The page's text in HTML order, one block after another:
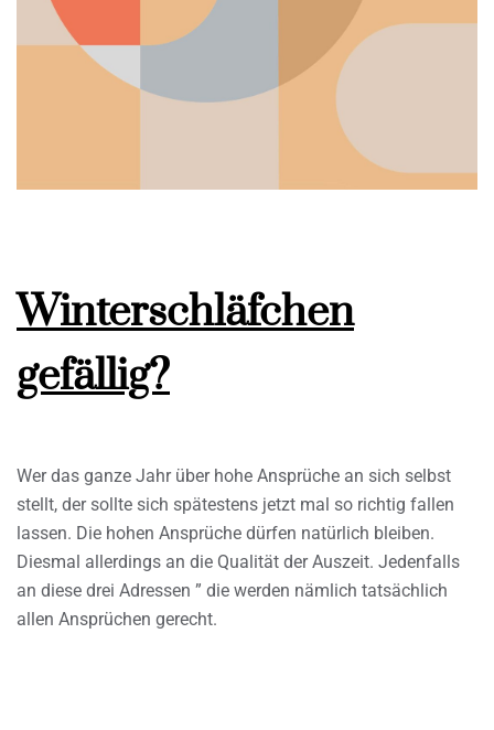
Winterschläfchen
gefällig?
Wer das ganze Jahr über hohe Ansprüche an sich selbst
stellt, der sollte sich spätestens jetzt mal so richtig fallen
lassen. Die hohen Ansprüche dürfen natürlich bleiben.
Diesmal allerdings an die Qualität der Auszeit. Jedenfalls
an diese drei Adressen ” die werden nämlich tatsächlich
allen Ansprüchen gerecht.